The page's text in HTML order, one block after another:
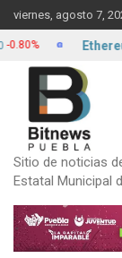
Skip
to
content
viernes, agosto 7,
Sitio de noticias
Estatal Municipal